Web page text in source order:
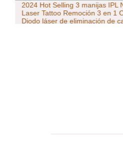
2024 Hot Selling 3 manijas IPL
Laser Tattoo Remoción 3 en 1
Diodo láser de eliminación de